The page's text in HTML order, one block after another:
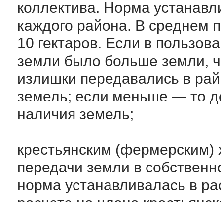
коллектива. Норма
каждого района. В среднем
10 гектаров. Если в
земли было больше земли,
излишки передавались в
земель; если меньше — то
наличия земель;
крестьянским
передачи земли в
норма устанавливалась в